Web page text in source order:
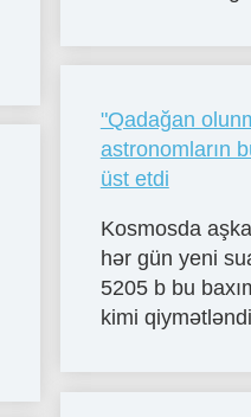
"Qadağan
astronomların
üst etdi
Kosmosda
hər gün yeni
5205 b bu
kimi